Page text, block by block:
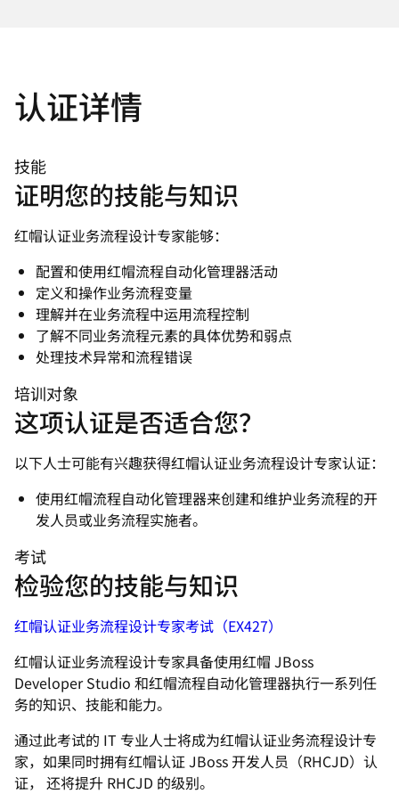
认证详情
技能
证明您的技能与知识
红帽认证业务流程设计专家能够：
配置和使用红帽流程自动化管理器活动
定义和操作业务流程变量
理解并在业务流程中运用流程控制
了解不同业务流程元素的具体优势和弱点
处理技术异常和流程错误
培训对象
这项认证是否适合您？
以下人士可能有兴趣获得红帽认证业务流程设计专家认证：
使用红帽流程自动化管理器来创建和维护业务流程的开
发人员或业务流程实施者。
考试
检验您的技能与知识
红帽认证业务流程设计专家考试（EX427）
红帽认证业务流程设计专家具备使用红帽 JBoss
Developer Studio 和红帽流程自动化管理器执行一系列任
务的知识、技能和能力。
通过此考试的 IT 专业人士将成为红帽认证业务流程设计专
家，如果同时拥有红帽认证 JBoss 开发人员（RHCJD）认
证， 还将提升 RHCJD 的级别。